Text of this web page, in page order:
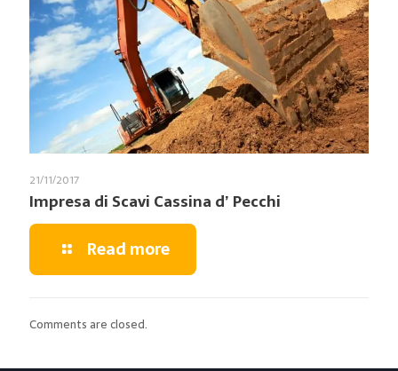
21/11/2017
Impresa di Scavi Cassina d’ Pecchi
Read more
Comments are closed.